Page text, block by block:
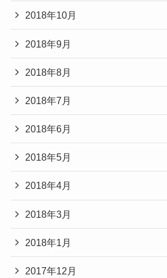
2018年10月
2018年9月
2018年8月
2018年7月
2018年6月
2018年5月
2018年4月
2018年3月
2018年1月
2017年12月